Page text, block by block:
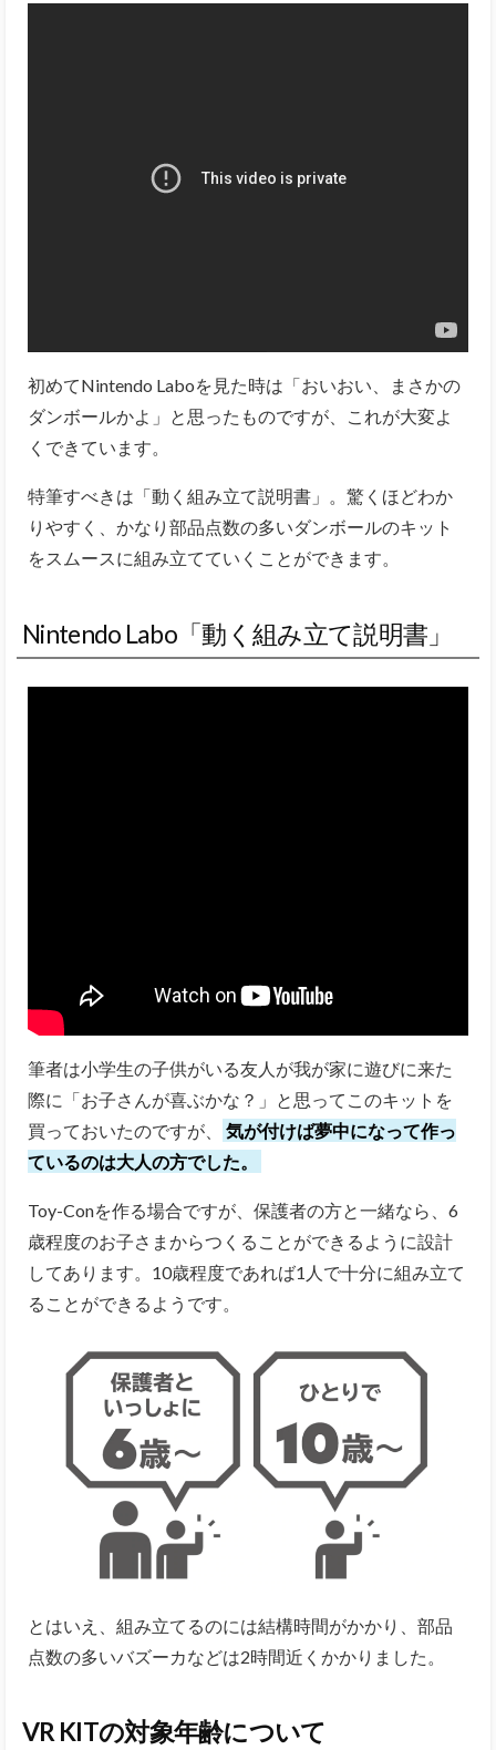
初めてNintendo Laboを見た時は「おいおい、まさかの
ダンボールかよ」と思ったものですが、これが大変よ
くできています。
特筆すべきは「動く組み立て説明書」。驚くほどわか
りやすく、かなり部品点数の多いダンボールのキット
をスムースに組み立てていくことができます。
Nintendo Labo「動く組み立て説明書」
筆者は小学生の子供がいる友人が我が家に遊びに来た
際に「お子さんが喜ぶかな？」と思ってこのキットを
買っておいたのですが、
気が付けば夢中になって作っ
ているのは大人の方でした。
Toy-Conを作る場合ですが、保護者の方と一緒なら、6
歳程度のお子さまからつくることができるように設計
してあります。10歳程度であれば1人で十分に組み立て
ることができるようです。
とはいえ、組み立てるのには結構時間がかかり、部品
点数の多いバズーカなどは2時間近くかかりました。
VR KITの対象年齢について